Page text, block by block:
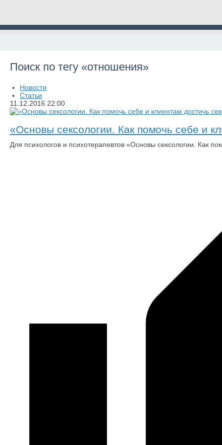
Поиск по тегу «отношения»
Новости
Статьи
11.12.2016 22:00
«Основы сексологии. Как помочь себе и
Для психологов и психотерапевтов «Основы сексологии. Как